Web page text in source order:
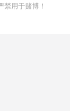
禁用于赌博！